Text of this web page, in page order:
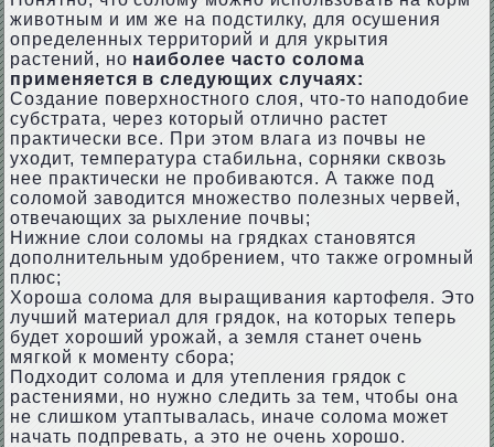
животным и им же на подстилку, для осушения
определенных территорий и для укрытия
растений, но наиболее часто солома
применяется в следующих случаях:
Создание поверхностного слоя, что-то наподобие
субстрата, через который отлично растет
практически все. При этом влага из почвы не
уходит, температура стабильна, сорняки сквозь
нее практически не пробиваются. А также под
соломой заводится множество полезных червей,
отвечающих за рыхление почвы;
Нижние слои соломы на грядках становятся
дополнительным удобрением, что также огромный
плюс;
Хороша солома для выращивания картофеля. Это
лучший материал для грядок, на которых теперь
будет хороший урожай, а земля станет очень
мягкой к моменту сбора;
Подходит солома и для утепления грядок с
растениями, но нужно следить за тем, чтобы она
не слишком утаптывалась, иначе солома может
начать подпревать, а это не очень хорошо.